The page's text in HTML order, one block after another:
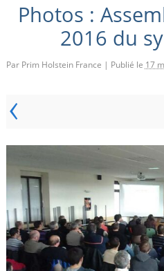
Photos :
2016 du
Par Prim Holstein France | Publié le 17
‹